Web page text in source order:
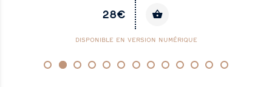
28€
DISPONIBLE EN VERSION NUMÉRIQUE